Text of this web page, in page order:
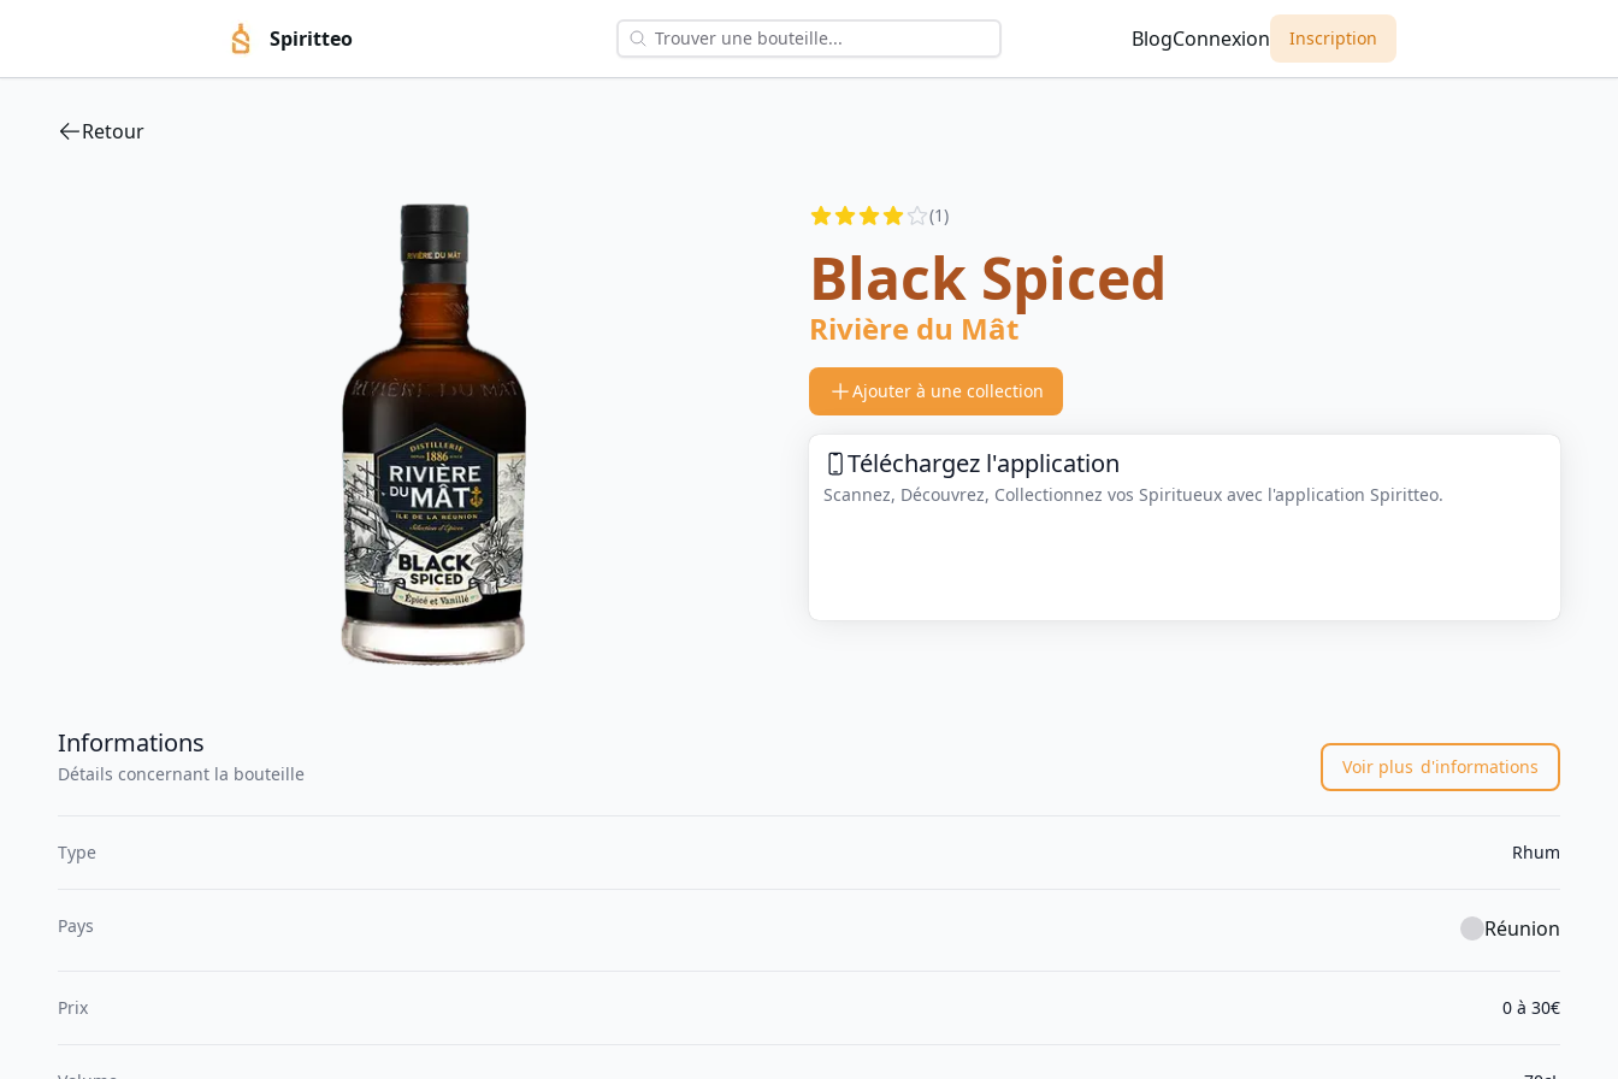
Spiritteo BlogConnexion Inscription
Retour
Reviews (1)
Black Spiced
Rivière du Mât
Ajouter à une collection
Téléchargez l'application
Scannez, Découvrez, Collectionnez vos Spiritueux avec l'application Spiritteo.
Informations
Détails concernant la bouteille Voir plus d'informations
Type Rhum
Pays Réunion
Prix 0 à 30€